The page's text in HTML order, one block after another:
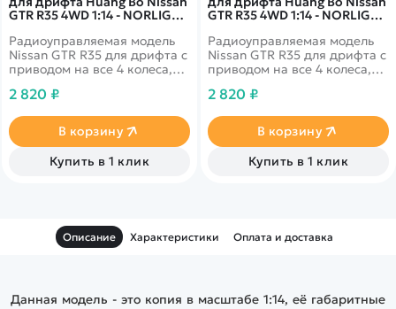
GTR R35 4WD 1:14 - NORLIGA-
Радиоуправляемая модель
Nissan GTR R35 для дрифта с
приводом на все 4 колеса,
понравится фанатам гонок и
управления этой машиной
ждёт каждого, кто возьмёт в
руки пульт.
2 820 ₽
В корзину
Купить в 1 клик
GTR R35 4WD 1:14 - NORLIGA-
Радиоуправляемая модель
Nissan GTR R35 для дрифта с
приводом на все 4 колеса,
понравится фанатам гонок и
управления этой машиной
ждёт каждого, кто возьмёт в
руки пульт.
2 820 ₽
В корзину
Купить в 1 клик
Описание Характеристики Оплата и доставка
Данная модель - это копия в масштабе 1:14, её габаритные